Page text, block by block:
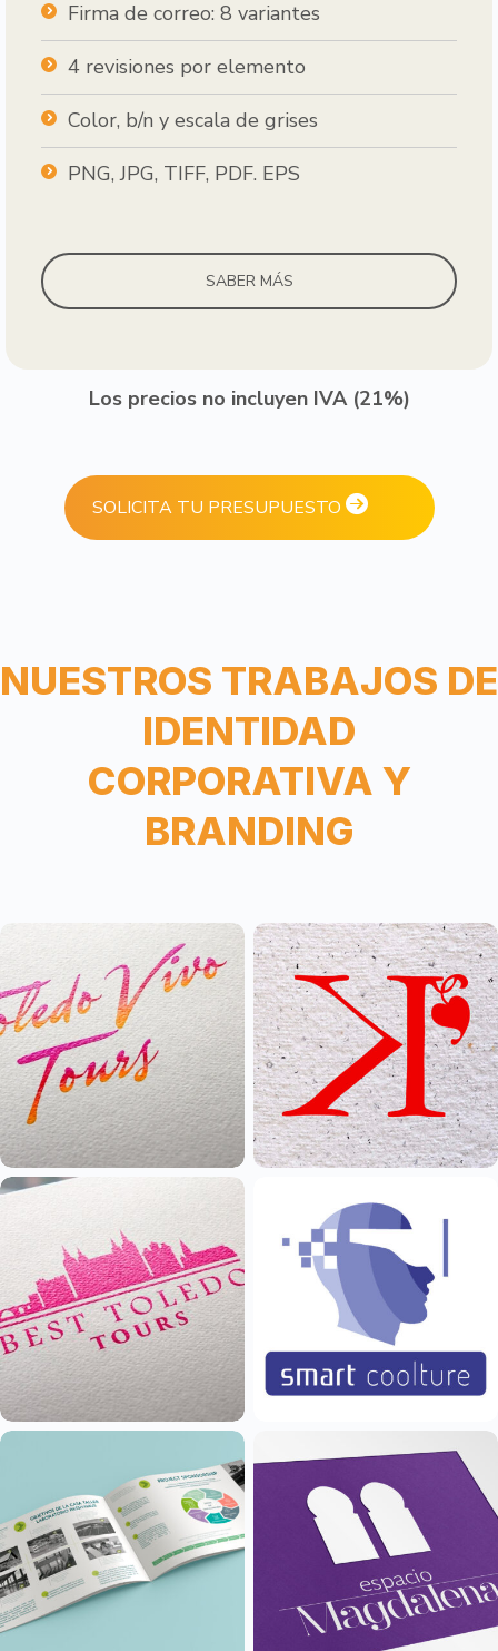
Firma de correo: 8 variantes
4 revisiones por elemento
Color, b/n y escala de grises
PNG, JPG, TIFF, PDF. EPS
SABER MÁS
Los precios no incluyen IVA (21%)
SOLICITA TU PRESUPUESTO
NUESTROS TRABAJOS DE
IDENTIDAD
CORPORATIVA Y
BRANDING